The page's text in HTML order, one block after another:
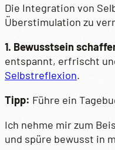
Die Integration von
Überstimulation zu
1. Bewusstsein
entspannt, erfrischt
Selbstreflexion.
Tipp: Führe ein
Ich nehme mir zum
und spüre bewusst in